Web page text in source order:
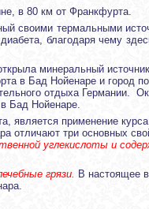
в 80 км от Франкфурта.
своими термальными
благодаря чему
минеральный
в Бад Нойенаре и город
отдыха Германии.
Бад Нойенаре.
является применение
отличают три основных
углекислоты и
грязи. В настоящее